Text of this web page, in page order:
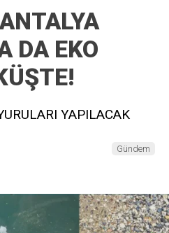
DA EKO
YAPILACAK
Gündem